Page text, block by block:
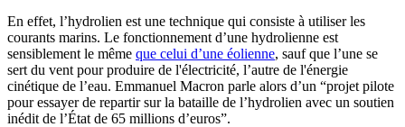
En effet, l’hydrolien est une technique qui consiste à utiliser les
courants marins. Le fonctionnement d’une hydrolienne est
sensiblement le même que celui d’une éolienne, sauf que l’une se
sert du vent pour produire de l'électricité, l’autre de l'énergie
cinétique de l’eau. Emmanuel Macron parle alors d’un “projet pilote
pour essayer de repartir sur la bataille de l’hydrolien avec un soutien
inédit de l’État de 65 millions d’euros”.